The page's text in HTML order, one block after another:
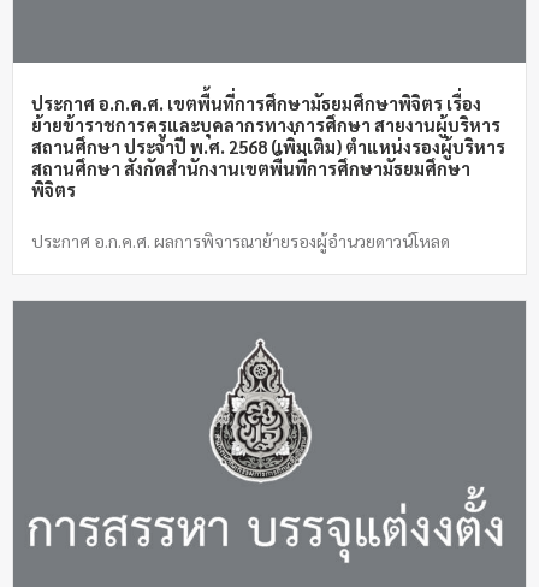
ประกาศ อ.ก.ค.ศ. เขตพื้นที่การศึกษามัธยมศึกษาพิจิตร เรื่อง
ย้ายข้าราชการครูและบุคลากรทางการศึกษา สายงานผู้บริหาร
สถานศึกษา ประจำปี พ.ศ. 2568 (เพิ่มเติม) ตำแหน่งรองผู้บริหาร
สถานศึกษา สังกัดสำนักงานเขตพื้นที่การศึกษามัธยมศึกษา
พิจิตร
ประกาศ อ.ก.ค.ศ. ผลการพิจารณาย้ายรองผู้อำนวยดาวน์โหลด